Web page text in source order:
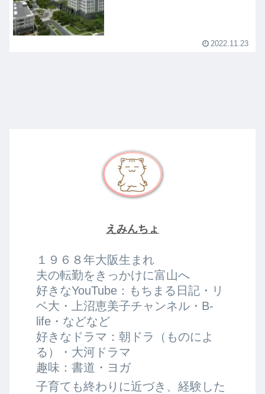
2022.11.23
えみんちょ
１９６８年大阪生まれ
夫の転勤をきっかけに富山へ
好きなYouTube：もちまる日記・リ
ベ大・上沼恵美子チャンネル・B-
life・などなど
好きなドラマ：朝ドラ（ものによ
る）・大河ドラマ
趣味：書道・ヨガ
子育ても終わりに近づき、経験した